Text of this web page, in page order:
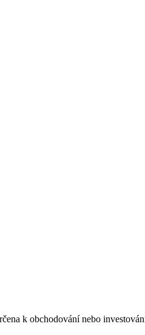
k obchodování nebo